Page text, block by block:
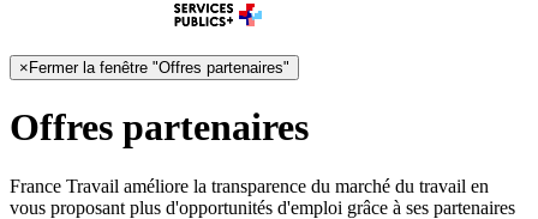
× Fermer la fenêtre "Offres partenaires"
Offres partenaires
France Travail améliore la transparence du marché du travail en
vous proposant plus d'opportunités d'emploi grâce à ses partenaires